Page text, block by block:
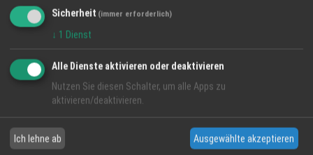
Muttertagsbrunch Familie Mercure Hotel
Sicherheit (immer erforderlich)
↓ 1 Dienst
Alle Dienste aktivieren oder deaktivieren
Nutzen Sie diesen Schalter, um alle Apps zu
aktivieren/deaktivieren.
Ich lehne ab Ausgewählte akzeptieren